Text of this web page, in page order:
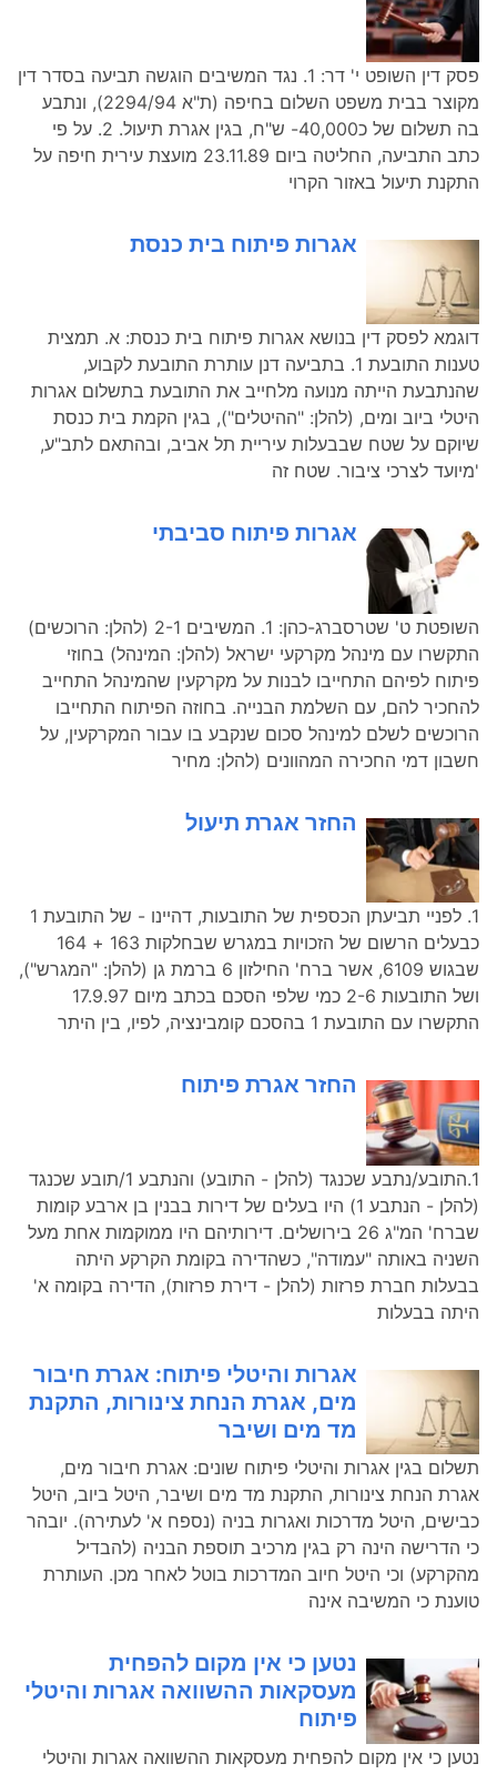
פסק דין השופט י' דר: 1. נגד המשיבים הוגשה תביעה בסדר דין
מקוצר בבית משפט השלום בחיפה (ת"א 2294/94), ונתבע
בה תשלום של כ40,000- ש"ח, בגין אגרת תיעול. 2. על פי
כתב התביעה, החליטה ביום 23.11.89 מועצת עירית חיפה על
התקנת תיעול באזור הקרוי
אגרות פיתוח בית כנסת
דוגמא לפסק דין בנושא אגרות פיתוח בית כנסת: א. תמצית
טענות התובעת 1. בתביעה דנן עותרת התובעת לקבוע,
שהנתבעת הייתה מנועה מלחייב את התובעת בתשלום אגרות
היטלי ביוב ומים, (להלן: "ההיטלים"), בגין הקמת בית כנסת
שיוקם על שטח שבבעלות עיריית תל אביב, ובהתאם לתב"ע,
'מיועד לצרכי ציבור. שטח זה
אגרות פיתוח סביבתי
השופטת ט' שטרסברג-כהן: 1. המשיבים 2-1 (להלן: הרוכשים)
התקשרו עם מינהל מקרקעי ישראל (להלן: המינהל) בחוזי
פיתוח לפיהם התחייבו לבנות על מקרקעין שהמינהל התחייב
להחכיר להם, עם השלמת הבנייה. בחוזה הפיתוח התחייבו
הרוכשים לשלם למינהל סכום שנקבע בו עבור המקרקעין, על
חשבון דמי החכירה המהוונים (להלן: מחיר
החזר אגרת תיעול
1. לפניי תביעתן הכספית של התובעות, דהיינו - של התובעת 1
כבעלים הרשום של הזכויות במגרש שבחלקות 163 + 164
שבגוש 6109, אשר ברח' החילזון 6 ברמת גן (להלן: "המגרש"),
ושל התובעות 2-6 כמי שלפי הסכם בכתב מיום 17.9.97
התקשרו עם התובעת 1 בהסכם קומבינציה, לפיו, בין היתר
החזר אגרת פיתוח
1.התובע/נתבע שכנגד (להלן - התובע) והנתבע 1/תובע שכנגד
(להלן - הנתבע 1) היו בעלים של דירות בבנין בן ארבע קומות
שברח' המ"ג 26 בירושלים. דירותיהם היו ממוקמות אחת מעל
השניה באותה "עמודה", כשהדירה בקומת הקרקע היתה
בבעלות חברת פרזות (להלן - דירת פרזות), הדירה בקומה א'
היתה בבעלות
אגרות והיטלי פיתוח: אגרת חיבור
מים, אגרת הנחת צינורות, התקנת
מד מים ושיבר
תשלום בגין אגרות והיטלי פיתוח שונים: אגרת חיבור מים,
אגרת הנחת צינורות, התקנת מד מים ושיבר, היטל ביוב, היטל
כבישים, היטל מדרכות ואגרות בניה (נספח א' לעתירה). יובהר
כי הדרישה הינה רק בגין מרכיב תוספת הבניה (להבדיל
מהקרקע) וכי היטל חיוב המדרכות בוטל לאחר מכן. העותרת
טוענת כי המשיבה אינה
נטען כי אין מקום להפחית
מעסקאות ההשוואה אגרות והיטלי
פיתוח
נטען כי אין מקום להפחית מעסקאות ההשוואה אגרות והיטלי